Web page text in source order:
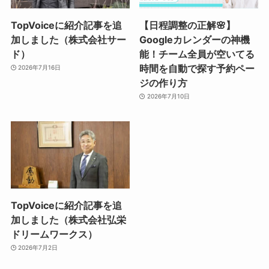
TopVoiceに紹介記事を追
加しました（株式会社サー
ド）
2026年7月16日
【日程調整の正解🌸】
Googleカレンダーの神機
能！チーム全員が空いてる
時間を自動で探す予約ペー
ジの作り方
2026年7月10日
TopVoiceに紹介記事を追
加しました（株式会社弘栄
ドリームワークス）
2026年7月2日